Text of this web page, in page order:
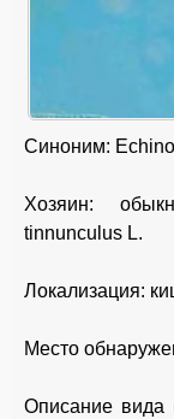
Синоним:
Хозяин:
tinnunculus L.
Локализация:
Место
Описание вида